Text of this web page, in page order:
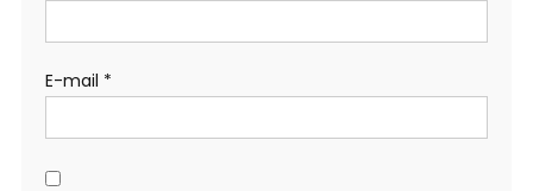
E-mail *